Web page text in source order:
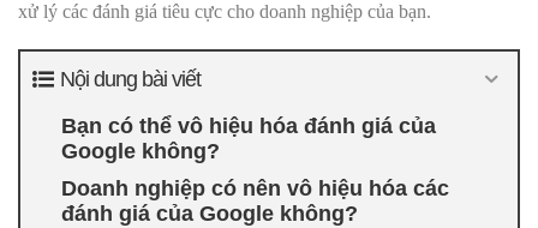
xử lý các đánh giá tiêu cực cho doanh nghiệp của bạn.
Nội dung bài viết
Bạn có thể vô hiệu hóa đánh giá của
Google không?
Doanh nghiệp có nên vô hiệu hóa các
đánh giá của Google không?